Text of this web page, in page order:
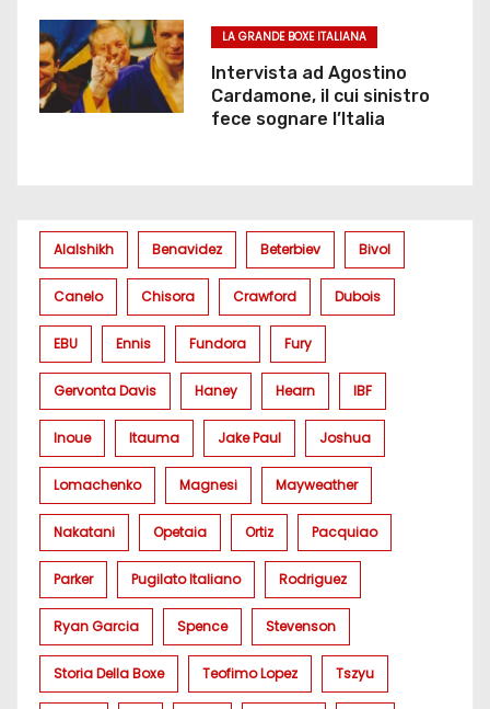
LA GRANDE BOXE ITALIANA
Intervista ad Agostino
Cardamone, il cui sinistro
fece sognare l’Italia
Alalshikh Benavidez Beterbiev Bivol
Canelo Chisora Crawford Dubois
EBU Ennis Fundora Fury
Gervonta Davis Haney Hearn IBF
Inoue Itauma Jake Paul Joshua
Lomachenko Magnesi Mayweather
Nakatani Opetaia Ortiz Pacquiao
Parker Pugilato Italiano Rodriguez
Ryan Garcia Spence Stevenson
Storia Della Boxe Teofimo Lopez Tszyu